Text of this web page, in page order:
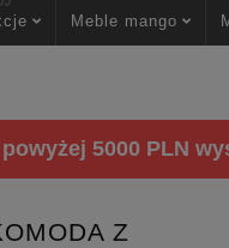
Meble mango
5000 PLN
Z